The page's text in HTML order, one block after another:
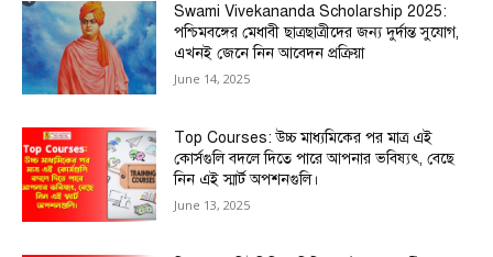
Swami Vivekananda Scholarship 2025:
পশ্চিমবঙ্গের মেধাবী ছাত্রছাত্রীদের জন্য দুর্দান্ত সুযোগ,
এখনই জেনে নিন আবেদন প্রক্রিয়া
June 14, 2025
Top Courses: উচ্চ মাধ্যমিকের পর মাত্র এই
কোর্সগুলি বদলে দিতে পারে আপনার ভবিষ্যৎ, বেছে
নিন এই স্মার্ট অপশনগুলি।
June 13, 2025